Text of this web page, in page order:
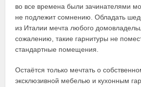
во все времена были зачинателями
не подлежит сомнению. Обладать
из Италии мечта любого
сожалению, такие гарнитуры не
стандартные помещения.
Остаётся только мечтать о
эксклюзивной мебелью и кухонным